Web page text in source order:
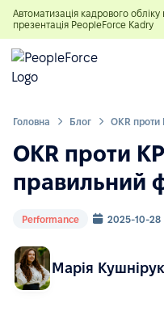
Автоматизація кадрового обліку
презентація PeopleForce Kadry
Головна Блог
OKR проти
правильний
Performance 2025-10-28
Марія Кушнірук